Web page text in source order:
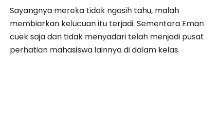
Sayangnya mereka tidak ngasih tahu, malah
membiarkan kelucuan itu terjadi. Sementara Eman
cuek saja dan tidak menyadari telah menjadi pusat
perhatian mahasiswa lainnya di dalam kelas.